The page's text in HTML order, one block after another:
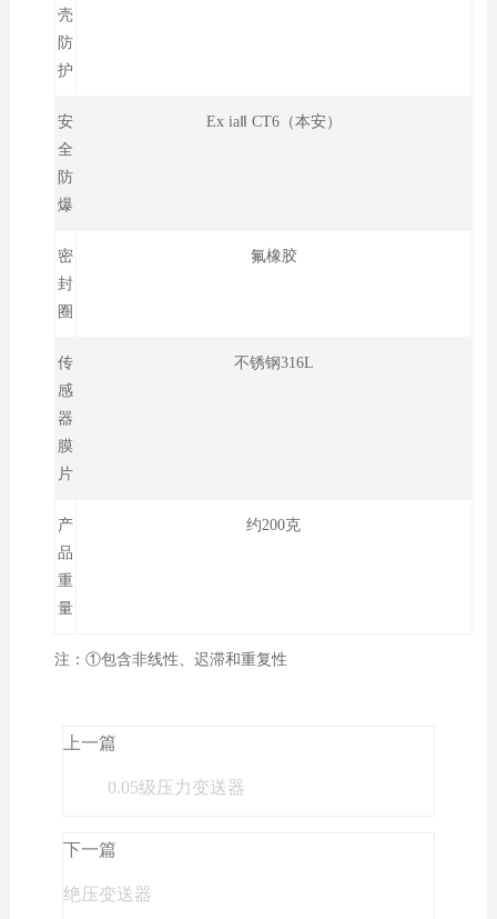
壳
防
护
安
全
防
爆
Ex iaⅡ CT6（本安）
密
封
圈
氟橡胶
传
感
器
膜
片
不锈钢316L
产
品
重
量
约200克
注：①包含非线性、迟滞和重复性
上一篇
0.05级压力变送器
下一篇
绝压变送器